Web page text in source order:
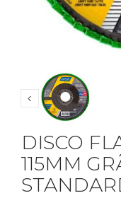
DISCO
115MM